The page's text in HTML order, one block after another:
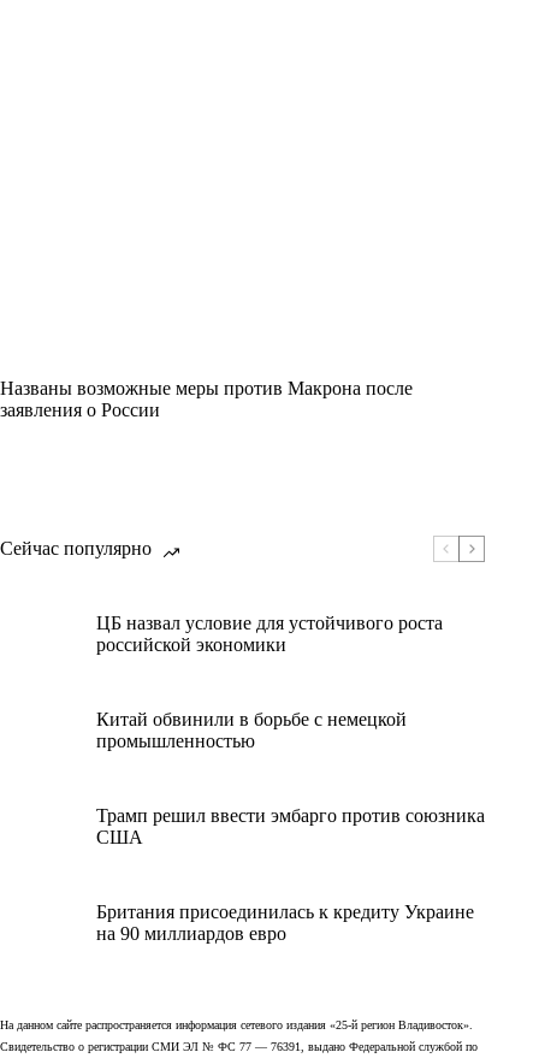
Названы возможные меры против Макрона после
заявления о России
Сейчас популярно
ЦБ назвал условие для устойчивого роста
российской экономики
Китай обвинили в борьбе с немецкой
промышленностью
Трамп решил ввести эмбарго против союзника
США
Британия присоединилась к кредиту Украине
на 90 миллиардов евро
На данном сайте распространяется информация сетевого издания «25-й регион Владивосток».
Свидетельство о регистрации СМИ ЭЛ № ФС 77 — 76391, выдано Федеральной службой по